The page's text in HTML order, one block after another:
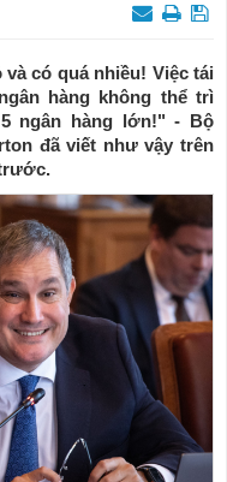
có quá nhiều! Việc tái
hàng không thể trì
ngân hàng lớn!" - Bộ
đã viết như vậy trên